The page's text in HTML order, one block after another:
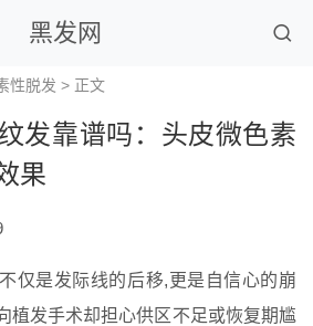
黑发网
性脱发 > 正文
发靠谱吗：头皮微色素
果
仅是发际线的后移,更是自信心的崩
植发手术却担心供区不足或恢复期尴